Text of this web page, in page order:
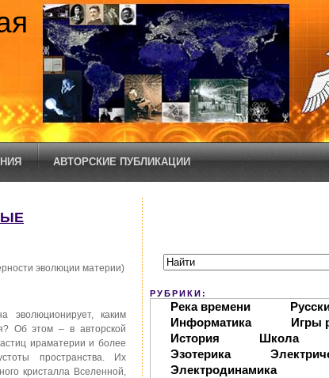
АВТОРСКИЕ ПУБЛИКАЦИИ
эволюции материи)
эволюционирует, каким
Об этом – в авторской
ираматерии и более
пространства. Их
кристалла Вселенной,
РУБРИКИ:
Река времени
Информатика
Игры
История
Школа
Эзотерика
Электродинамика